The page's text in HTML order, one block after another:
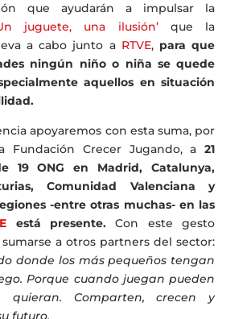
que ayudarán a impulsar la
juguete, una ilusión’que la
a cabo junto a RTVE, para que
ningún niño o niña se quede
aquellos en situación
apoyaremos con esta suma, por
Fundación Crecer Jugando, a21
19 ONG en Madrid, Catalunya,
Comunidad Valenciana y
-entre otras muchas- en las
está presente. Con este gesto
a otros partners del sector:
donde los más pequeños tengan
Porque cuando juegan pueden
Comparten, crecen y